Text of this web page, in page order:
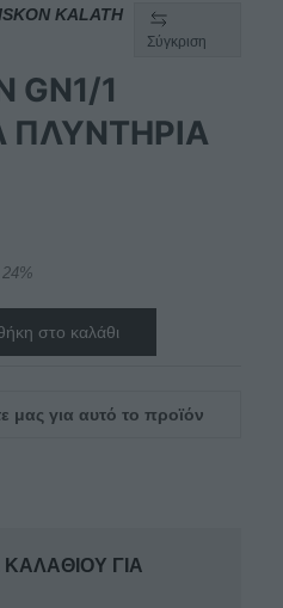
KALATH
Σύγκριση
GN1/1
ΠΛΥΝΤΗΡΙΑ
στο καλάθι
μας για αυτό το προϊόν
ΓΙΑ